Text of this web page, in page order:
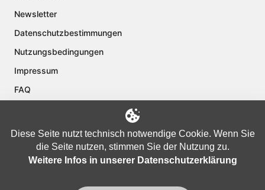
Newsletter
Datenschutzbestimmungen
Nutzungsbedingungen
Impressum
FAQ
Copyright © 2024 apolut | Jetzt erst recht!. Published apolut Creatives
Diese Seite nutzt technisch notwendige Cookie. Wenn Sie
die Seite nutzen, stimmen Sie der Nutzung zu.
Weitere Infos in unserer Datenschutzerklärung